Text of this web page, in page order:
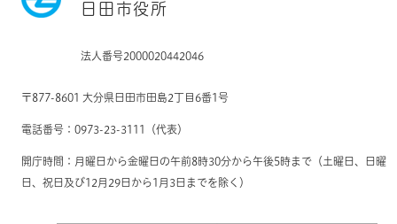
日田市役所
法人番号2000020442046
〒877-8601 大分県日田市田島2丁目6番1号
電話番号：0973-23-3111（代表）
開庁時間：月曜日から金曜日の午前8時30分から午後5時まで（土曜日、日曜
日、祝日及び12月29日から1月3日までを除く）